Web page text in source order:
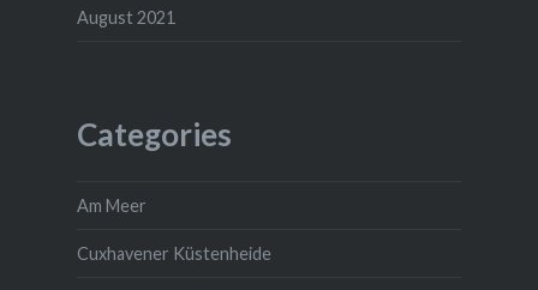
August 2021
Categories
Am Meer
Cuxhavener Küstenheide